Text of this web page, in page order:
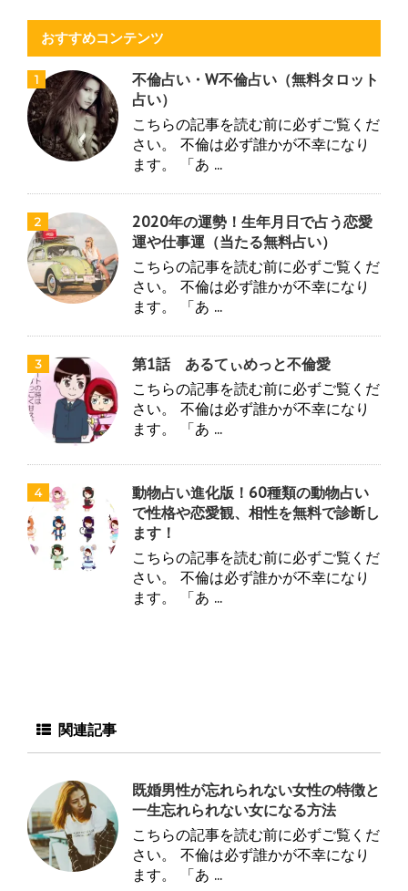
おすすめコンテンツ
1
不倫占い・W不倫占い（無料タロット
占い）
こちらの記事を読む前に必ずご覧くだ
さい。 不倫は必ず誰かが不幸になり
ます。 「あ ...
2
2020年の運勢！生年月日で占う恋愛
運や仕事運（当たる無料占い）
こちらの記事を読む前に必ずご覧くだ
さい。 不倫は必ず誰かが不幸になり
ます。 「あ ...
3
第1話 あるてぃめっと不倫愛
こちらの記事を読む前に必ずご覧くだ
さい。 不倫は必ず誰かが不幸になり
ます。 「あ ...
4
動物占い進化版！60種類の動物占い
で性格や恋愛観、相性を無料で診断し
ます！
こちらの記事を読む前に必ずご覧くだ
さい。 不倫は必ず誰かが不幸になり
ます。 「あ ...
関連記事
既婚男性が忘れられない女性の特徴と
一生忘れられない女になる方法
こちらの記事を読む前に必ずご覧くだ
さい。 不倫は必ず誰かが不幸になり
ます。 「あ ...